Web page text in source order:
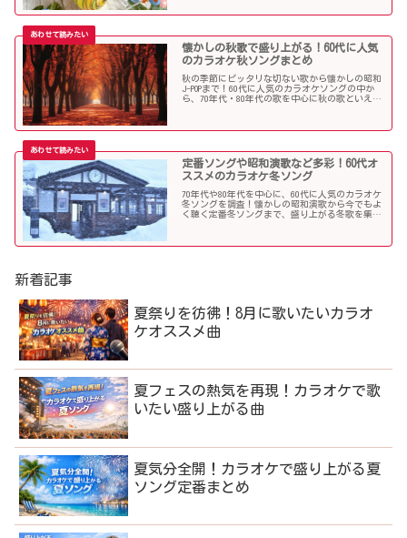
懐かしの秋歌で盛り上がる！60代に人気
のカラオケ秋ソングまとめ
秋の季節にピッタリな切ない歌から懐かしの昭和
J-POPまで！60代に人気のカラオケソングの中か
ら、70年代・80年代の歌を中心に秋の歌といえば
定番ソングや昭和演歌など多彩！60代オ
ススメのカラオケ冬ソング
70年代や80年代を中心に、60代に人気のカラオケ
冬ソングを調査！懐かしの昭和演歌から今でもよ
く聴く定番冬ソングまで、盛り上がる冬歌を集め
新着記事
夏祭りを彷彿！8月に歌いたいカラオ
ケオススメ曲
夏フェスの熱気を再現！カラオケで歌
いたい盛り上がる曲
夏気分全開！カラオケで盛り上がる夏
ソング定番まとめ